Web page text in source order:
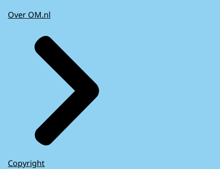
Over OM.nl
Copyright